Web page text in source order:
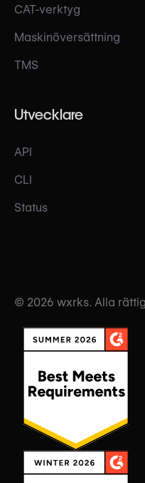
CAT-verktyg
Maskinöversättning
TMS
Utvecklare
API
CLI
Status
© 2026 wxrks. Alla